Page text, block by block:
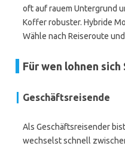
oft auf rauem Untergrund
Koffer robuster. Hybride
Wähle nach Reiseroute
Für wen lohnen
Geschäftsreisende
Als Geschäftsreisender
wechselst schnell